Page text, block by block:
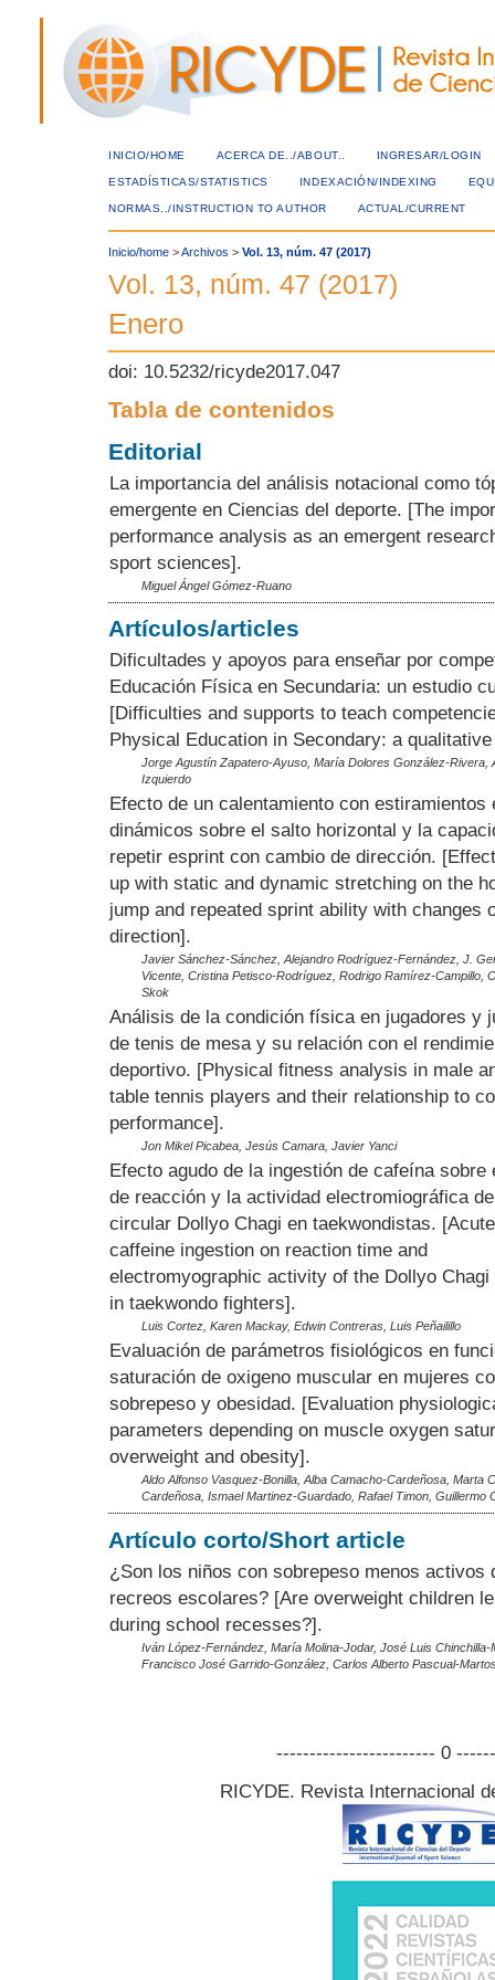
INICIO/HOME ACERCA DE../ABOUT.. INGRESAR/LOGIN
ESTADÍSTICAS/STATISTICS INDEXACIÓN/INDEXING
NORMAS../INSTRUCTION TO AUTHOR ACTUAL/CURRENT
Inicio/home >Archivos > Vol. 13, núm. 47 (2017)
Vol. 13, núm. 47 (2017)
Enero
doi: 10.5232/ricyde2017.047
Tabla de contenidos
Editorial
La importancia del análisis notacional como
emergente en Ciencias del deporte. [The
performance analysis as an emergent
sport sciences].
Miguel Ángel Gómez-Ruano
Artículos/articles
Dificultades y apoyos para enseñar por
Educación Física en Secundaria: un estudio
[Difficulties and supports to teach
Physical Education in Secondary: a
Jorge Agustín Zapatero-Ayuso, María Dolores González-Rivera,
Izquierdo
Efecto de un calentamiento con estiramientos
dinámicos sobre el salto horizontal y la
repetir esprint con cambio de dirección.
up with static and dynamic stretching on the
jump and repeated sprint ability with changes
direction].
Javier Sánchez-Sánchez, Alejandro Rodríguez-Fernández, J.
Vicente, Cristina Petisco-Rodríguez, Rodrigo Ramírez-Campillo,
Skok
Análisis de la condición física en jugadores y
de tenis de mesa y su relación con el
deportivo. [Physical fitness analysis in male
table tennis players and their relationship to
performance].
Jon Mikel Picabea, Jesús Camara, Javier Yanci
Efecto agudo de la ingestión de cafeína sobre
de reacción y la actividad electromiográfica
circular Dollyo Chagi en taekwondistas.
caffeine ingestion on reaction time and
electromyographic activity of the Dollyo
in taekwondo fighters].
Luis Cortez, Karen Mackay, Edwin Contreras, Luis Peñailillo
Evaluación de parámetros fisiológicos en
saturación de oxigeno muscular en mujeres
sobrepeso y obesidad. [Evaluation
parameters depending on muscle oxygen
overweight and obesity].
Aldo Alfonso Vasquez-Bonilla, Alba Camacho-Cardeñosa, Marta
Cardeñosa, Ismael Martinez-Guardado, Rafael Timon, Guillermo
Artículo corto/Short article
¿Son los niños con sobrepeso menos activos
recreos escolares? [Are overweight children
during school recesses?].
Iván López-Fernández, María Molina-Jodar, José Luis Chinchilla-
Francisco José Garrido-González, Carlos Alberto Pascual-
------------------------ 0
RICYDE. Revista Internacional